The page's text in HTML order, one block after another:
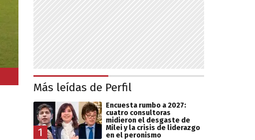
Más leídas de Perfil
1
Encuesta rumbo a 2027:
cuatro consultoras
midieron el desgaste de
Milei y la crisis de liderazgo
en el peronismo